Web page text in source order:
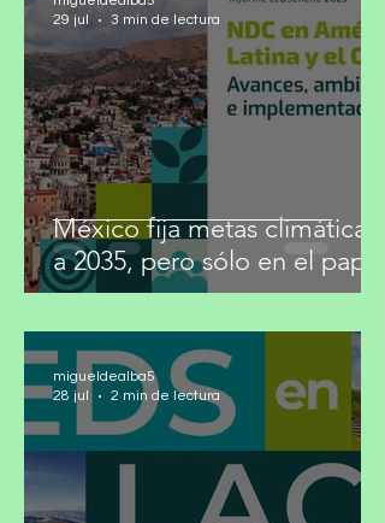
México fija metas climáticas
a 2035, pero sólo en el papel
29 jul
3 min de lectura
migueldealba5
2 min de lectura